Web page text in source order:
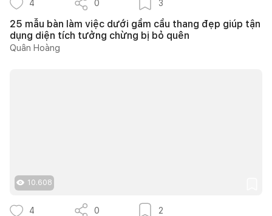
4 0 3
25 mẫu bàn làm việc dưới gầm cầu thang đẹp giúp tận
dụng diện tích tưởng chừng bị bỏ quên
Quân Hoàng
10.608
4 0 2